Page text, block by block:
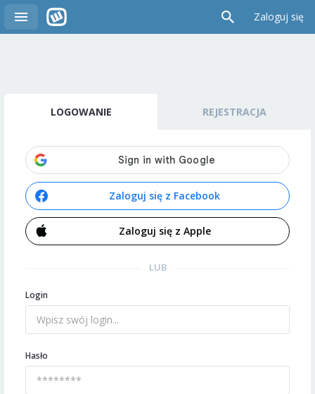
Zaloguj się
LOGOWANIE REJESTRACJA
Zaloguj się z Facebook
Zaloguj się z Apple
LUB
Login
Hasło